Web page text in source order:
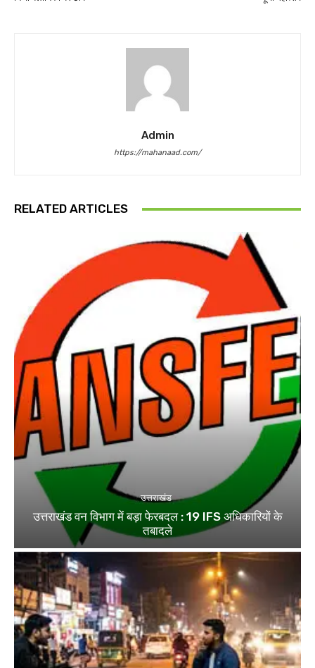
Admin
https://mahanaad.com/
RELATED ARTICLES
उत्तराखंड
उत्तराखंड वन विभाग में बड़ा फेरबदल : 19 IFS अधिकारियों के
तबादले